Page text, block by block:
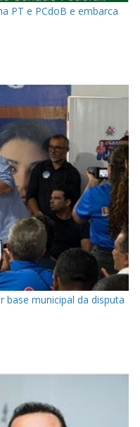
PT e PCdoB e embarca
base municipal da disputa